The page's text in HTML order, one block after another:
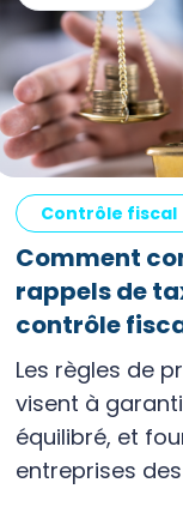
Contrôle fiscal
Comment
rappels de
contrôle
Les règles de
visent à
équilibré, et
entreprises des